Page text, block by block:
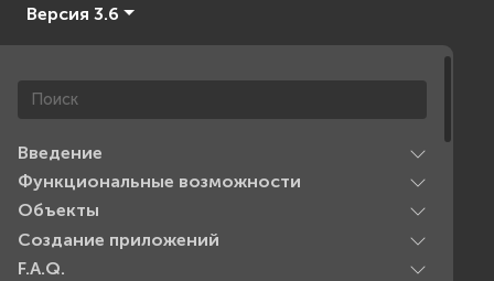
Версия 3.6
Введение
Функциональные возможности
Объекты
Создание приложений
F.A.Q.